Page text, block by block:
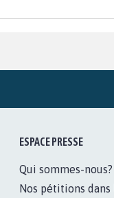
ESPACE PRESSE
Qui sommes-nous?
Nos pétitions dans